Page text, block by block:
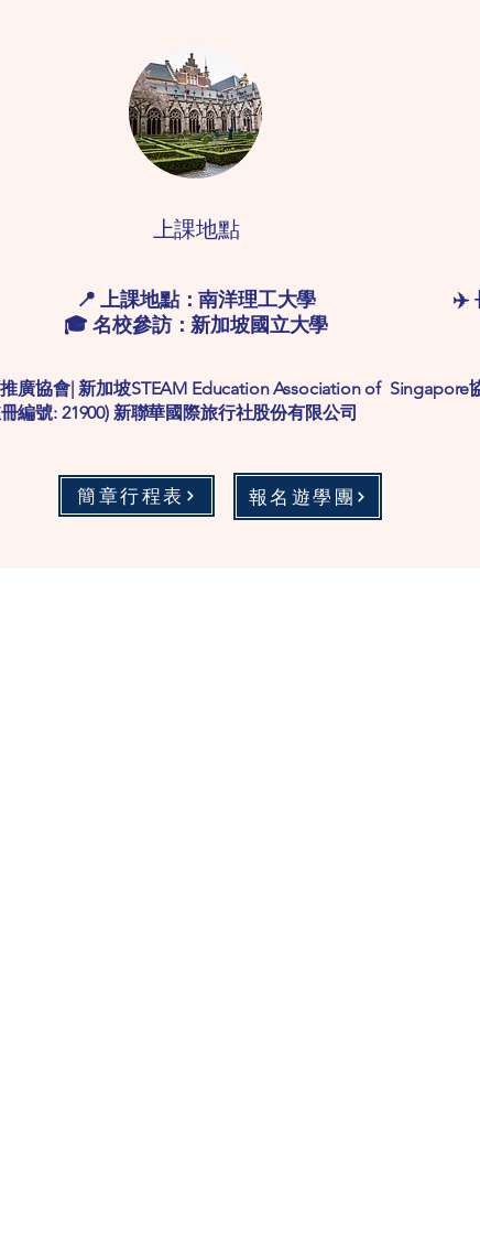
​上課地點
📍 上課地點：南洋理工大學
🎓 名校參訪：新加坡國立大學
✈️
廣協會| 新加坡STEAM Education Association of Singapore
編號: 21900) 新聯華國際旅行社股份有限公司
簡章行程表 報名遊學團